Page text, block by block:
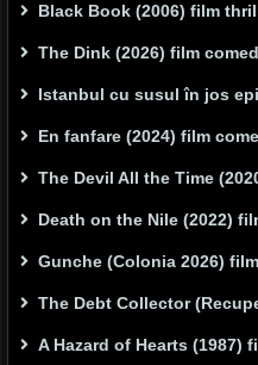
Black Book (2006) film
The Dink (2026) film
Istanbul cu susul în jos
En fanfare (2024) film
The Devil All the Time
Death on the Nile (2022)
Gunche (Colonia 2026)
The Debt Collector
A Hazard of Hearts (1987)